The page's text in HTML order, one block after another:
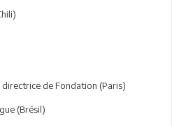
directrice de Fondation (Paris)
(Brésil)